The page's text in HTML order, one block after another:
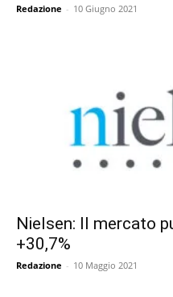
Redazione - 10 Giugno 2021
Nielsen: Il mercato
+30,7%
Redazione - 10 Maggio 2021